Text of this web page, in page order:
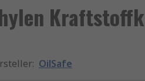
: OilSafe